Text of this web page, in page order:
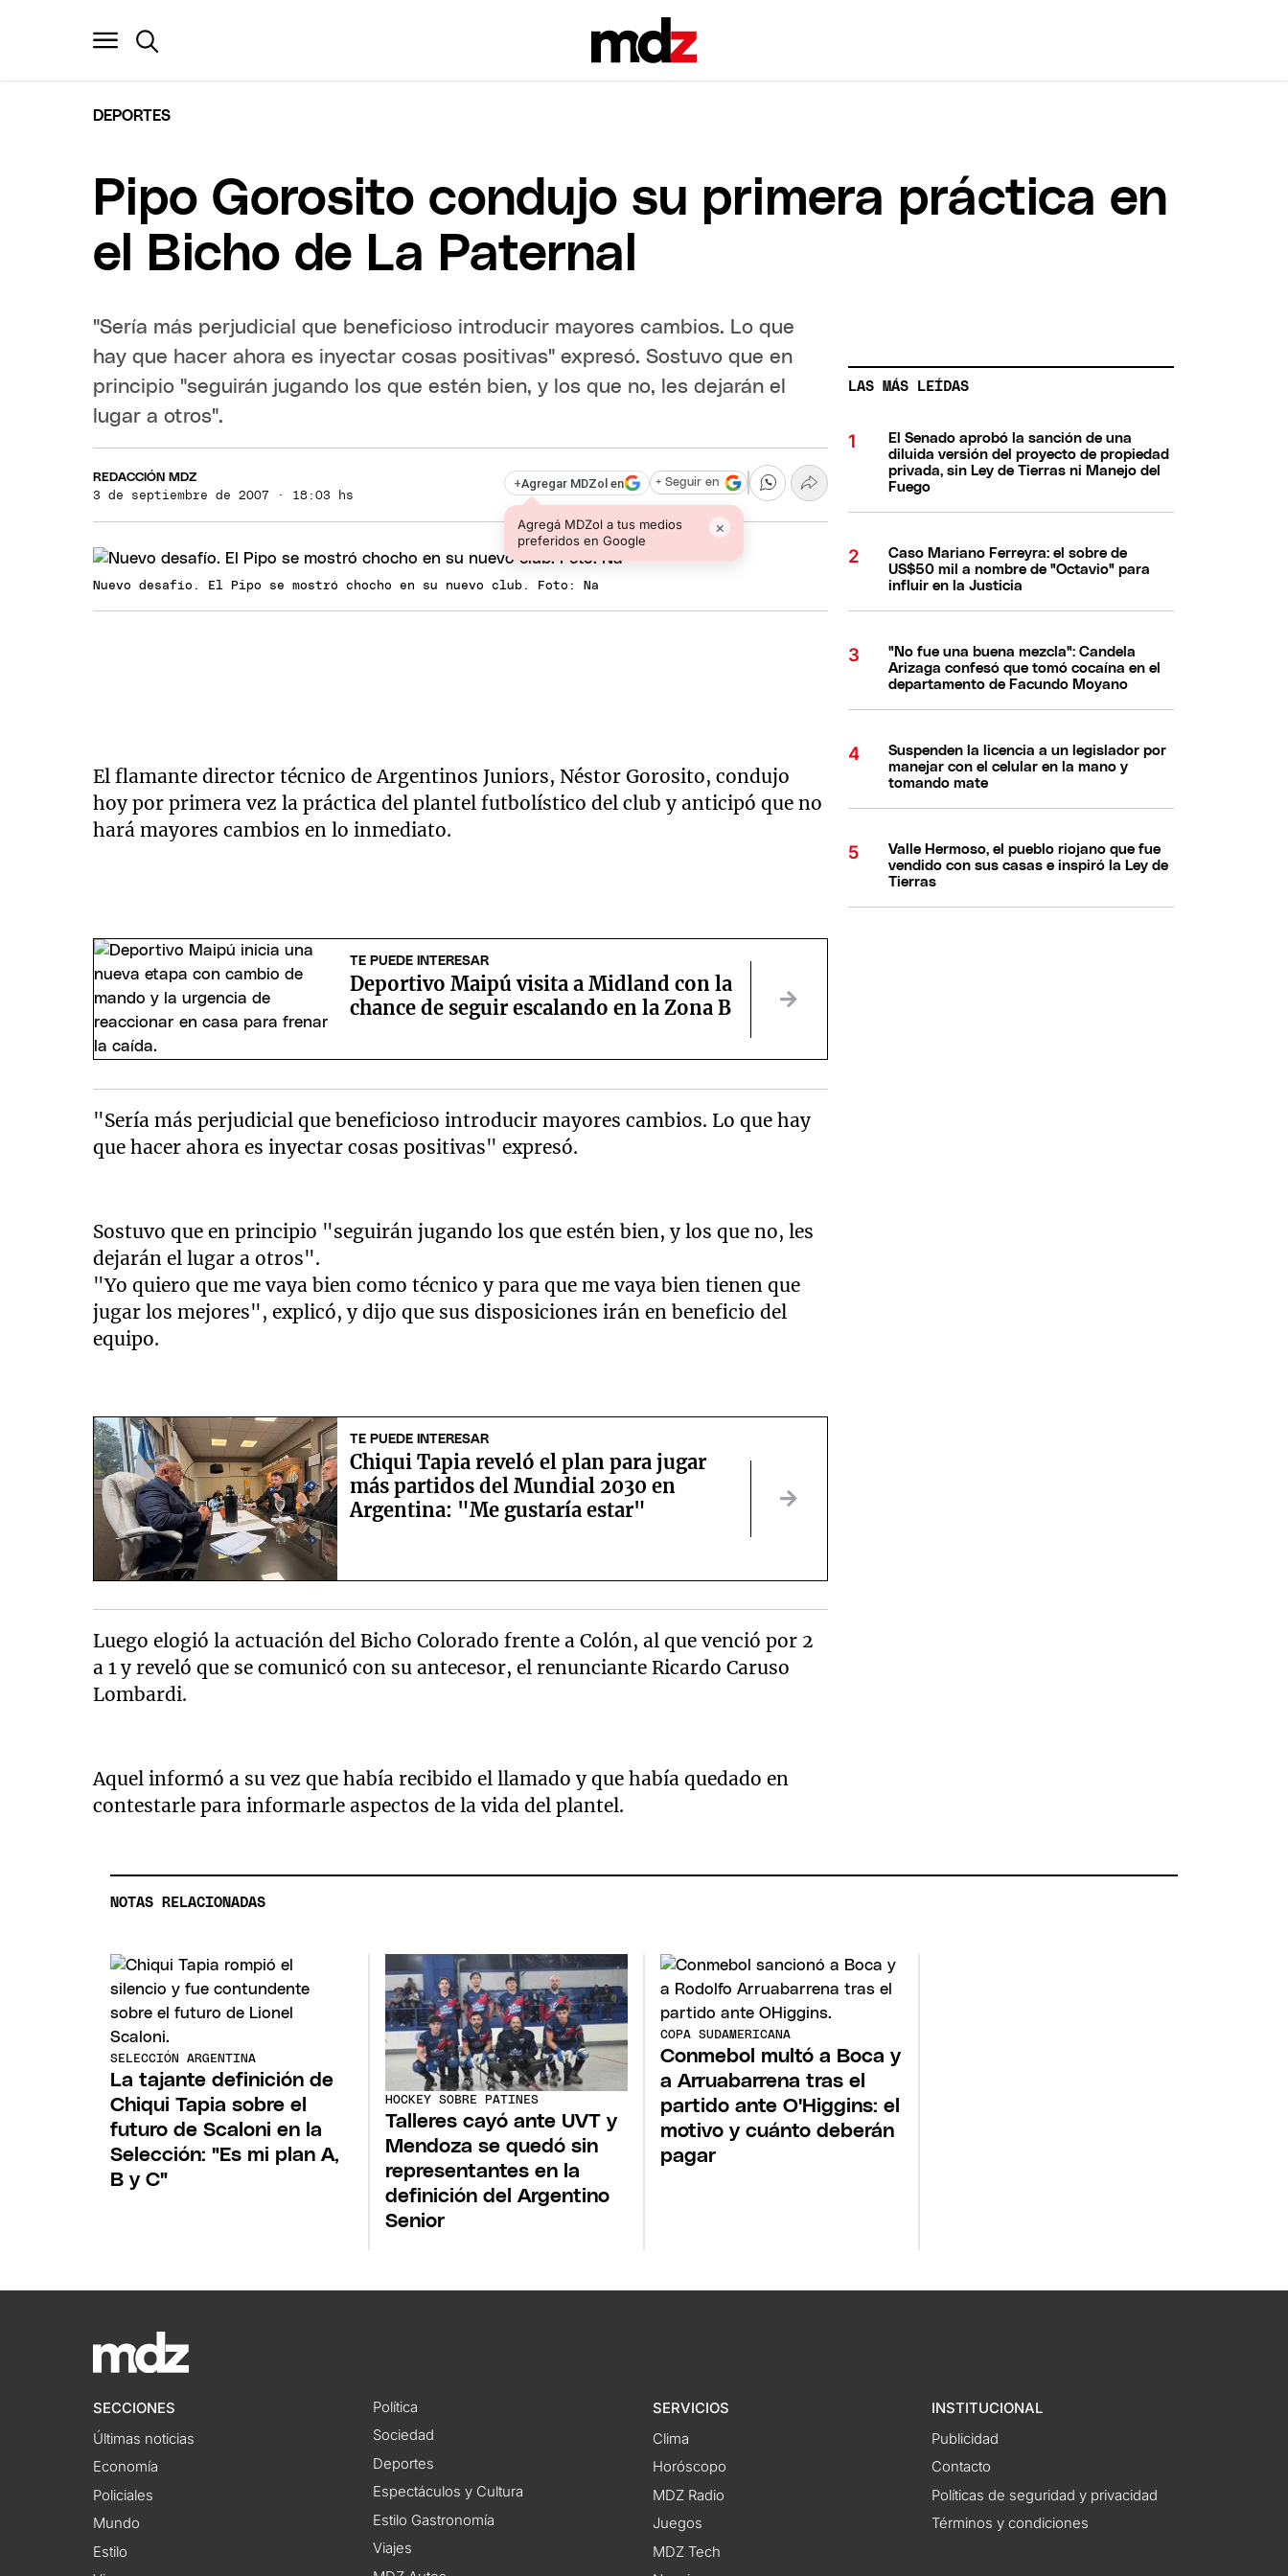
DEPORTES
Pipo Gorosito condujo su primera práctica en
el Bicho de La Paternal
"Sería más perjudicial que beneficioso introducir mayores cambios. Lo que
hay que hacer ahora es inyectar cosas positivas" expresó. Sostuvo que en
principio "seguirán jugando los que estén bien, y los que no, les dejarán el
lugar a otros".
REDACCIÓN MDZ
3 de septiembre de 2007 · 18:03 hs
+Agregar MDZol en
Agregá MDZol a tus medios
preferidos en Google
×
+ Seguir en
Nuevo desafío. El Pipo se mostró chocho en su nuevo club. Foto: Na
El flamante director técnico de Argentinos Juniors, Néstor Gorosito, condujo
hoy por primera vez la práctica del plantel futbolístico del club y anticipó que no
hará mayores cambios en lo inmediato.
TE PUEDE INTERESAR
Deportivo Maipú visita a Midland con la
chance de seguir escalando en la Zona B
"Sería más perjudicial que beneficioso introducir mayores cambios. Lo que hay
que hacer ahora es inyectar cosas positivas" expresó.
Sostuvo que en principio "seguirán jugando los que estén bien, y los que no, les
dejarán el lugar a otros".
"Yo quiero que me vaya bien como técnico y para que me vaya bien tienen que
jugar los mejores", explicó, y dijo que sus disposiciones irán en beneficio del
equipo.
TE PUEDE INTERESAR
Chiqui Tapia reveló el plan para jugar
más partidos del Mundial 2030 en
Argentina: "Me gustaría estar"
Luego elogió la actuación del Bicho Colorado frente a Colón, al que venció por 2
a 1 y reveló que se comunicó con su antecesor, el renunciante Ricardo Caruso
Lombardi.
Aquel informó a su vez que había recibido el llamado y que había quedado en
contestarle para informarle aspectos de la vida del plantel.
LAS MÁS LEÍDAS
El Senado aprobó la sanción de una
diluida versión del proyecto de propiedad
privada, sin Ley de Tierras ni Manejo del
Fuego
Caso Mariano Ferreyra: el sobre de
US$50 mil a nombre de "Octavio" para
influir en la Justicia
"No fue una buena mezcla": Candela
Arizaga confesó que tomó cocaína en el
departamento de Facundo Moyano
Suspenden la licencia a un legislador por
manejar con el celular en la mano y
tomando mate
Valle Hermoso, el pueblo riojano que fue
vendido con sus casas e inspiró la Ley de
Tierras
NOTAS RELACIONADAS
SELECCIÓN ARGENTINA
La tajante definición de
Chiqui Tapia sobre el
futuro de Scaloni en la
Selección: "Es mi plan A,
B y C"
HOCKEY SOBRE PATINES
Talleres cayó ante UVT y
Mendoza se quedó sin
representantes en la
definición del Argentino
Senior
COPA SUDAMERICANA
Conmebol multó a Boca y
a Arruabarrena tras el
partido ante O'Higgins: el
motivo y cuánto deberán
pagar
SECCIONES
Últimas noticias
Economía
Policiales
Mundo
Estilo
Política
Sociedad
Deportes
Espectáculos y Cultura
Estilo Gastronomía
Viajes
SERVICIOS
Clima
Horóscopo
MDZ Radio
Juegos
MDZ Tech
INSTITUCIONAL
Publicidad
Contacto
Políticas de seguridad y privacidad
Términos y condiciones